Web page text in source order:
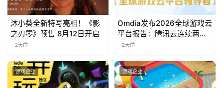
海
站
中
文
沐小葵全新特写亮相！《影
之刃零》预售 8月12日开启
2天前
Omdia发布2026全球游戏云
平台报告：腾讯云连续两年
入选“领导者”象限
2天前
游戏企业 游戏企业